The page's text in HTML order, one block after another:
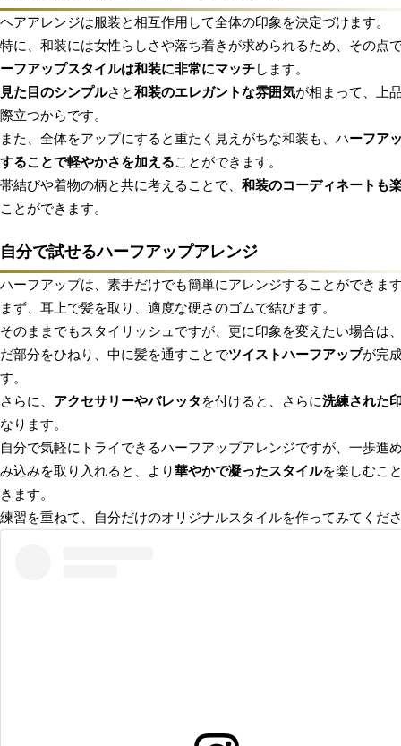
ヘアアレンジは服装と相互作用して全体の印象を決定づけます。
特に、和装には女性らしさや落ち着きが求められるため、その点
ーフアップスタイルは和装に非常にマッチします。
見た目のシンプルさと和装のエレガントな雰囲気が相まって、上
際立つからです。
また、全体をアップにすると重たく見えがちな和装も、ハーフア
することで軽やかさを加えることができます。
帯結びや着物の柄と共に考えることで、 和装のコーディネートも
ことができます。
自分で試せるハーフアップアレンジ
ハーフアップは、素手だけでも簡単にアレンジすることができま
まず、耳上で髪を取り、適度な硬さのゴムで結びます。
そのままでもスタイリッシュですが、更に印象を変えたい場合は
だ部分をひねり、中に髪を通すことでツイストハーフアップが完
す。
さらに、 アクセサリーやバレッタ を付けると、さらに洗練された
なります。
自分で気軽にトライできるハーフアップアレンジですが、一歩進
み込みを取り入れると、より華やかで凝ったスタイルを楽しむこ
きます。
練習を重ねて、自分だけのオリジナルスタイルを作ってみてくだ